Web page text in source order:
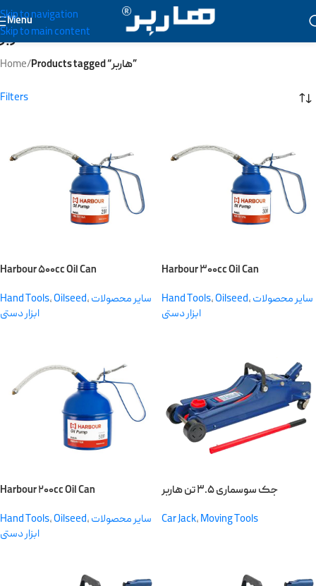
Skip to navigation
Skip to main content
Menu
هاربر
Home/ Products tagged “هاربر”
Filters
Harbour ۵۰۰cc Oil Can
Hand Tools,Oilseed,سایر محصولات
ابزار دستی
Harbour ۳۰۰cc Oil Can
Hand Tools,Oilseed,سایر محصولات
ابزار دستی
Harbour ۲۰۰cc Oil Can
Hand Tools,Oilseed,سایر محصولات
ابزار دستی
جک سوسماری ۳.۵ تن هاربر
Car Jack,Moving Tools